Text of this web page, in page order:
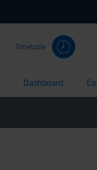
Timetable
Dashboard
current